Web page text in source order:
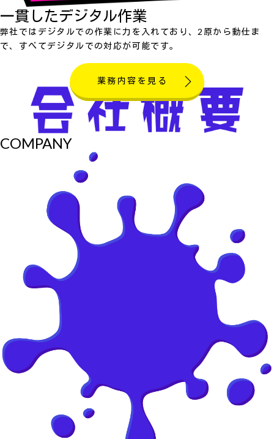
一貫したデジタル作業
弊社ではデジタルでの作業に力を入れており、2原から動仕ま
で、すべてデジタルでの対応が可能です。
業務内容を見る
COMPANY